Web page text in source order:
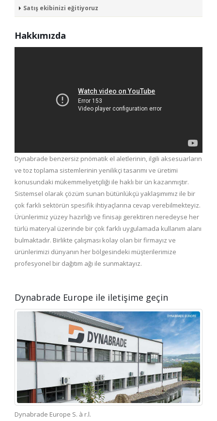
Satış ekibinizi eğitiyoruz
Hakkımızda
Dynabrade benzersiz pnömatik el aletlerinin, ilgili aksesuarların
ve toz toplama sistemlerinin yenilikçi tasarımı ve üretimi
konusundaki mükemmeliyetçiliği ile haklı bir ün kazanmıştır.
Sistemsel olarak çözüm sunan bütünlükçü yaklaşımımız ile bir
çok farklı sektörün spesifik ihtiyaçlarına cevap verebilmekteyiz.
Ürünlerimiz yüzey hazırlığı ve finisajı gerektiren neredeyse her
türlü materyal üzerinde bir çok farklı uygulamada kullanım alanı
bulmaktadır. Birlikte çalışması kolay olan bir firmayız ve
ürünlerimizi dünyanın her bölgesindeki müşterilerimize
profesyonel bir dağıtım ağı ile sunmaktayız.
Dynabrade Europe ile iletişime geçin
Dynabrade Europe S. à r.l.